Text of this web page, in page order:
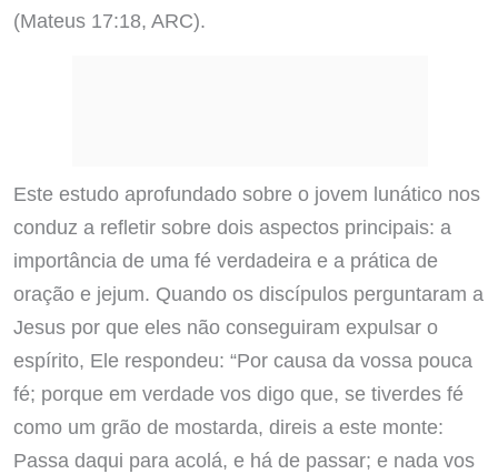
(Mateus 17:18, ARC).
Este estudo aprofundado sobre o jovem lunático nos
conduz a refletir sobre dois aspectos principais: a
importância de uma fé verdadeira e a prática de
oração e jejum. Quando os discípulos perguntaram a
Jesus por que eles não conseguiram expulsar o
espírito, Ele respondeu: “Por causa da vossa pouca
fé; porque em verdade vos digo que, se tiverdes fé
como um grão de mostarda, direis a este monte:
Passa daqui para acolá, e há de passar; e nada vos